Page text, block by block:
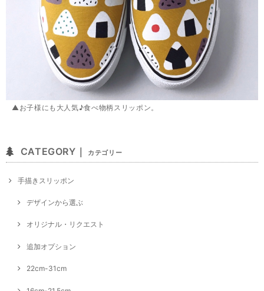
▲お子様にも大人気♪食べ物柄スリッポン。
CATEGORY｜ カテゴリー
手描きスリッポン
デザインから選ぶ
オリジナル・リクエスト
追加オプション
22cm-31cm